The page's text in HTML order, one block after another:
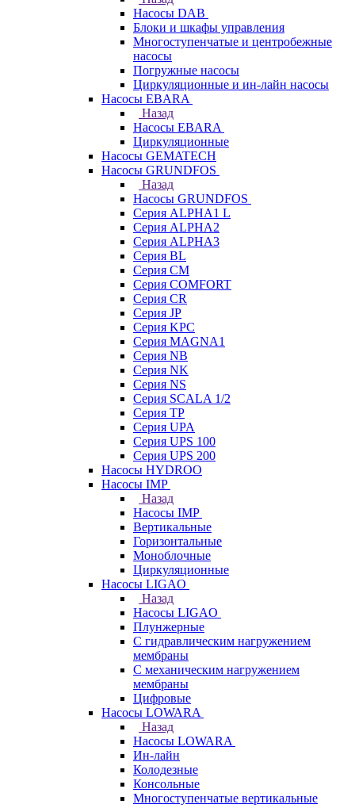
Насосы DAB
Блоки и шкафы управления
Многоступенчатые и центробежные
насосы
Погружные насосы
Циркуляционные и ин-лайн насосы
Насосы EBARA
Назад
Насосы EBARA
Циркуляционные
Насосы GEMATECH
Насосы GRUNDFOS
Назад
Насосы GRUNDFOS
Серия ALPHA1 L
Серия ALPHA2
Серия ALPHA3
Серия BL
Серия CM
Серия COMFORT
Серия CR
Серия JP
Серия KPC
Серия MAGNA1
Серия NB
Серия NK
Серия NS
Серия SCALA 1/2
Серия TP
Серия UPA
Серия UPS 100
Серия UPS 200
Насосы HYDROO
Насосы IMP
Назад
Насосы IMP
Вертикальные
Горизонтальные
Моноблочные
Циркуляционные
Насосы LIGAO
Назад
Насосы LIGAO
Плунжерные
С гидравлическим нагружением
мембраны
С механическим нагружением
мембраны
Цифровые
Насосы LOWARA
Назад
Насосы LOWARA
Ин-лайн
Колодезные
Консольные
Многоступенчатые вертикальные